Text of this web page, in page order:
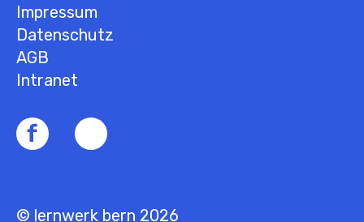
Impressum
Datenschutz
AGB
Intranet
© lernwerk bern 2026